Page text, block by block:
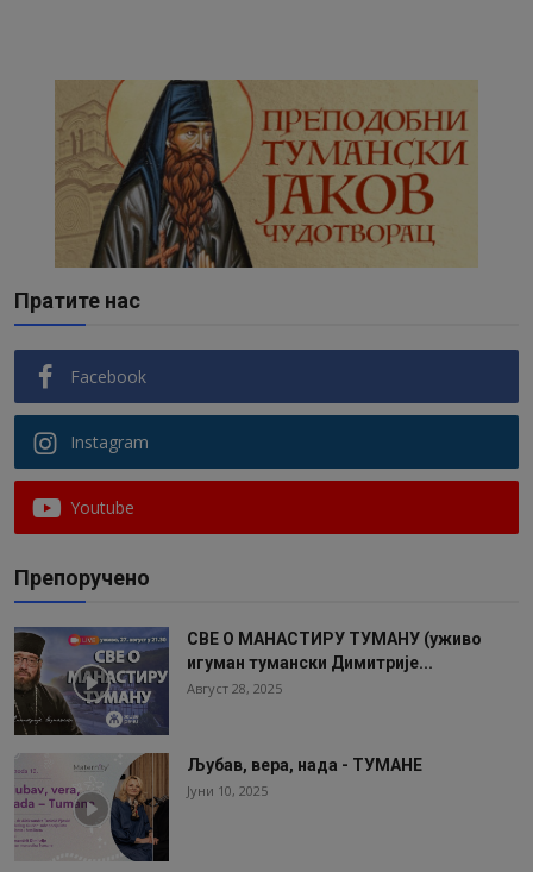
Пратите нас
Facebook
Instagram
Youtube
Препоручено
СВЕ О МАНАСТИРУ ТУМАНУ (уживо
игуман тумански Димитрије...
Август 28, 2025
Љубав, вера, нада - ТУМАНЕ
Јуни 10, 2025